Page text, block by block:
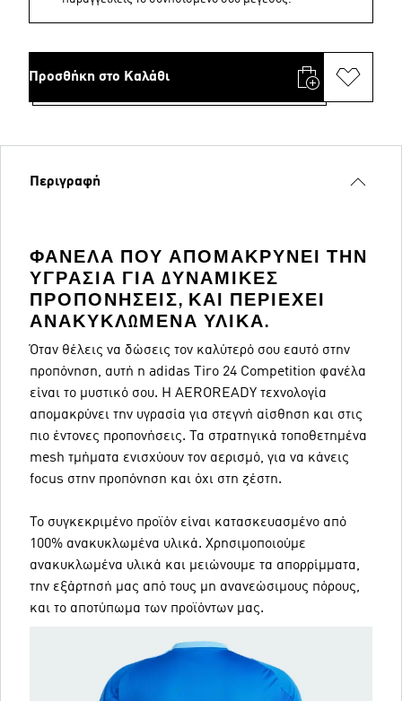
Προσθήκη στο Καλάθι
Περιγραφή
ΦΑΝΈΛΑ ΠΟΥ ΑΠΟΜΑΚΡΎΝΕΙ ΤΗΝ
ΥΓΡΑΣΊΑ ΓΙΑ ΔΥΝΑΜΙΚΈΣ
ΠΡΟΠΟΝΉΣΕΙΣ, ΚΑΙ ΠΕΡΙΈΧΕΙ
ΑΝΑΚΥΚΛΩΜΈΝΑ ΥΛΙΚΆ.
Όταν θέλεις να δώσεις τον καλύτερό σου εαυτό στην
προπόνηση, αυτή η adidas Tiro 24 Competition φανέλα
είναι το μυστικό σου. Η AEROREADY τεχνολογία
απομακρύνει την υγρασία για στεγνή αίσθηση και στις
πιο έντονες προπονήσεις. Τα στρατηγικά τοποθετημένα
mesh τμήματα ενισχύουν τον αερισμό, για να κάνεις
focus στην προπόνηση και όχι στη ζέστη.
Το συγκεκριμένο προϊόν είναι κατασκευασμένο από
100% ανακυκλωμένα υλικά. Χρησιμοποιούμε
ανακυκλωμένα υλικά και μειώνουμε τα απορρίμματα,
την εξάρτησή μας από τους μη ανανεώσιμους πόρους,
και το αποτύπωμα των προϊόντων μας.